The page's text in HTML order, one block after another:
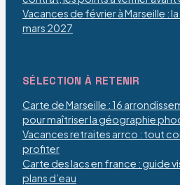
Vacances de février à Marseille :
mars 2027
SÉLECTION À RETENIR
Carte de Marseille : 16
pour maîtriser la géographie
Vacances retraites arrco : tout
profiter
Carte des lacs en france : guide
plans d’eau